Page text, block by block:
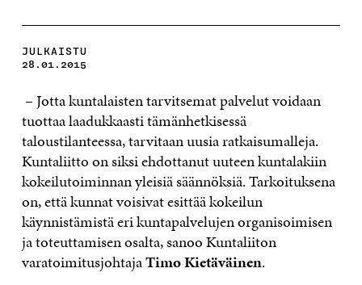
JULKAISTU
28.01.2015
– Jotta kuntalaisten tarvitsemat palvelut voidaan
tuottaa laadukkaasti tämänhetkisessä
taloustilanteessa, tarvitaan uusia ratkaisumalleja.
Kuntaliitto on siksi ehdottanut uuteen kuntalakiin
kokeilutoiminnan yleisiä säännöksiä. Tarkoituksena
on, että kunnat voisivat esittää kokeilun
käynnistämistä eri kuntapalvelujen organisoimisen
ja toteuttamisen osalta, sanoo Kuntaliiton
varatoimitusjohtajaTimo Kietäväinen.